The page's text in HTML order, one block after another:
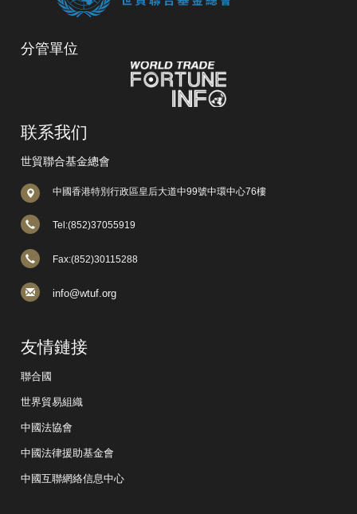
分管單位
联系我们
世貿聯合基金總會
中國香港特別行政區皇后大道中99號中環中心76樓
Tel:(852)37055919
Fax:(852)30115288
info@wtuf.org
友情鏈接
聯合國
世界貿易組織
中國法協會
中國法律援助基金會
中國互聯網絡信息中心